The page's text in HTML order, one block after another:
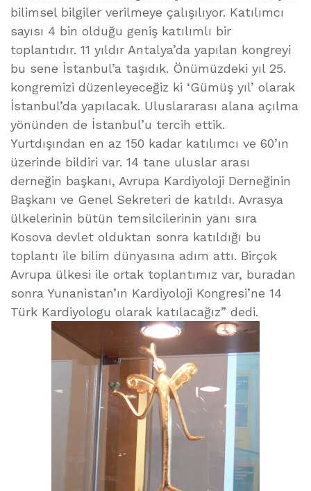
bilimsel bilgiler verilmeye çalışılıyor. Katılımcı
sayısı 4 bin olduğu geniş katılımlı bir
toplantıdır. 11 yıldır Antalya’da yapılan kongreyi
bu sene İstanbul’a taşıdık. Önümüzdeki yıl 25.
kongremizi düzenleyeceğiz ki ‘Gümüş yıl’ olarak
İstanbul’da yapılacak. Uluslararası alana açılma
yönünden de İstanbul’u tercih ettik.
Yurtdışından en az 150 kadar katılımcı ve 60’ın
üzerinde bildiri var. 14 tane uluslar arası
derneğin başkanı, Avrupa Kardiyoloji Derneğinin
Başkanı ve Genel Sekreteri de katıldı. Avrasya
ülkelerinin bütün temsilcilerinin yanı sıra
Kosova devlet olduktan sonra katıldığı bu
toplantı ile bilim dünyasına adım attı. Birçok
Avrupa ülkesi ile ortak toplantımız var, buradan
sonra Yunanistan’ın Kardiyoloji Kongresi’ne 14
Türk Kardiyologu olarak katılacağız” dedi.